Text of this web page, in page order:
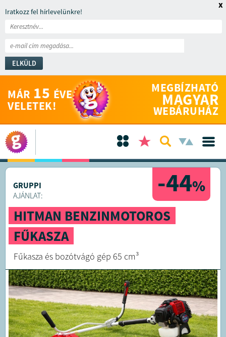
Iratkozz fel hírlevelünkre!
ELKÜLD
x
MÁR 15 ÉVE
VELETEK!
MEGBÍZHATÓ
MAGYAR
WEBÁRUHÁZ
-44%
GRUPPI
AJÁNLAT:
HITMAN BENZINMOTOROS
FŰKASZA
Fűkasza és bozótvágó gép 65 cm³